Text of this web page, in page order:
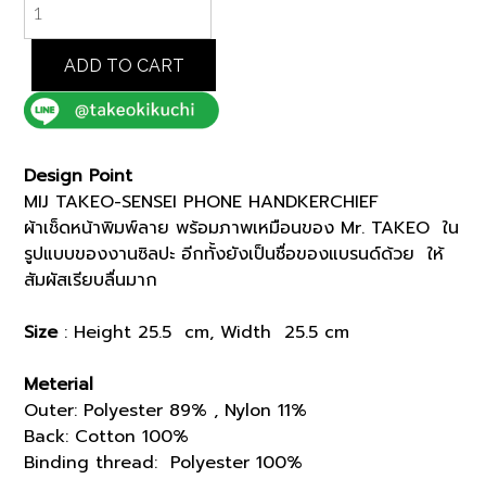
TAKEO-
SENSEI
PHONE
HANDKERCHIEF (07001365)
quantity
ADD TO CART
Design Point
MIJ TAKEO-SENSEI PHONE HANDKERCHIEF
ผ้าเช็ดหน้าพิมพ์ลาย พร้อมภาพเหมือนของ Mr. TAKEO ใน
รูปแบบของงานซิลปะ อีกทั้งยังเป็นชื่อของแบรนด์ด้วย ให้
สัมผัสเรียบลื่นมาก
Size: Height 25.5 cm, Width 25.5 cm
Meterial
Outer: Polyester 89% , Nylon 11%
Back: Cotton 100%
Binding thread: Polyester 100%